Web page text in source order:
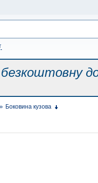
» Боковина кузова